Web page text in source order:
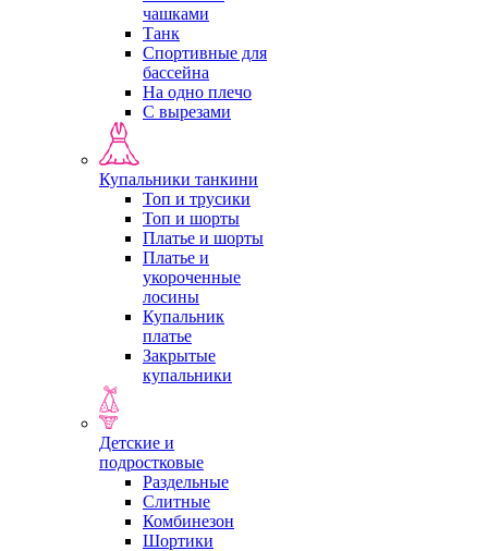
чашками
Танк
Спортивные для
бассейна
На одно плечо
С вырезами
Купальники танкини
Топ и трусики
Топ и шорты
Платье и шорты
Платье и
укороченные
лосины
Купальник
платье
Закрытые
купальники
Детские и
подростковые
Раздельные
Слитные
Комбинезон
Шортики